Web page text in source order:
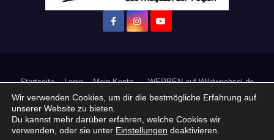
Startseite Login Mein Konto · WERBEN auf Wildwechsel.de
+ Neue Veranstaltung eintragen:
Impressum / Datenschutzerklärung Praktikum, Ausbildung & Jobs
Wir verwenden Cookies, um dir die bestmögliche Erfahrung auf
unserer Website zu bieten.
Du kannst mehr darüber erfahren, welche Cookies wir
verwenden, oder sie unter Einstellungen deaktivieren.